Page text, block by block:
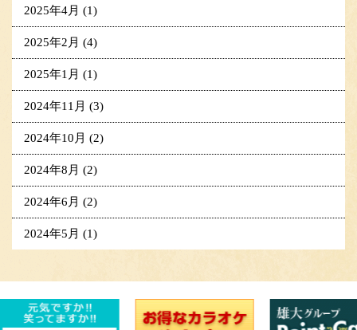
2025年4月 (1)
2025年2月 (4)
2025年1月 (1)
2024年11月 (3)
2024年10月 (2)
2024年8月 (2)
2024年6月 (2)
2024年5月 (1)